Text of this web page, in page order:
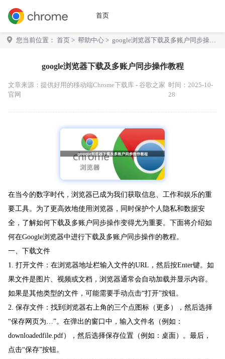
首页
您当前位置： 首页 > 帮助中心 > google浏览器下载及多账户同步操作
google浏览器下载及多账户同步操作教程
文章来源： 提供好用的移动端Chrome下载库 - 谷歌之家
官网
时间：2025-10-
28
在当今的数字时代，浏览器已成为我们获取信息、工作和娱乐的重
要工具。为了更高效地使用浏览器，同时保护个人隐私和数据安
全，了解如何下载及多账户同步操作变得尤为重要。下面将介绍如
何在Google浏览器中进行下载及多账户同步操作的教程。
一、下载文件
1. 打开文件：在浏览器地址栏输入文件的URL，然后按Enter键。如
果文件是图片、视频或文档，浏览器通常会自动加载并显示内容。
如果是其他类型的文件，可能需要手动点击“打开”按钮。
2. 保存文件：找到浏览器右上角的三个点图标（更多），然后选择
“保存网页为…”。在弹出的窗口中，输入文件名（例如：
downloadedfile.pdf），然后选择保存位置（例如：桌面）。最后，
点击“保存”按钮。